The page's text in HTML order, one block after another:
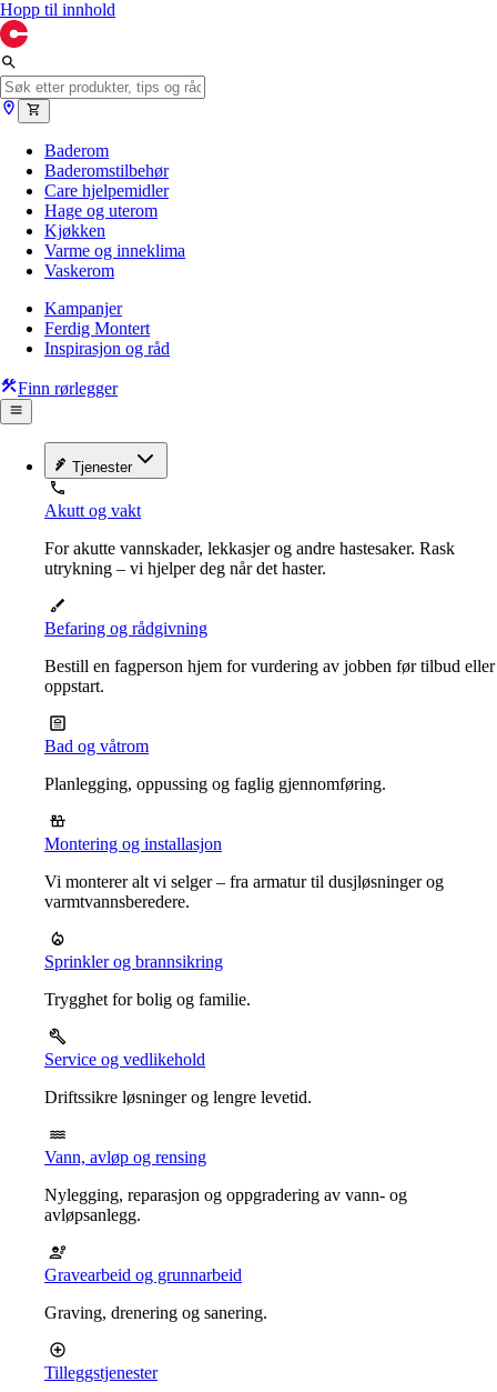
Hopp til innhold
Baderom
Baderomstilbehør
Care hjelpemidler
Hage og uterom
Kjøkken
Varme og inneklima
Vaskerom
Kampanjer
Ferdig Montert
Inspirasjon og råd
Finn rørlegger
Tjenester
Akutt og vakt
For akutte vannskader, lekkasjer og andre hastesaker. Rask
utrykning – vi hjelper deg når det haster.
Befaring og rådgivning
Bestill en fagperson hjem for vurdering av jobben før tilbud eller
oppstart.
Bad og våtrom
Planlegging, oppussing og faglig gjennomføring.
Montering og installasjon
Vi monterer alt vi selger – fra armatur til dusjløsninger og
varmtvannsberedere.
Sprinkler og brannsikring
Trygghet for bolig og familie.
Service og vedlikehold
Driftssikre løsninger og lengre levetid.
Vann, avløp og rensing
Nylegging, reparasjon og oppgradering av vann- og
avløpsanlegg.
Gravearbeid og grunnarbeid
Graving, drenering og sanering.
Tilleggstjenester